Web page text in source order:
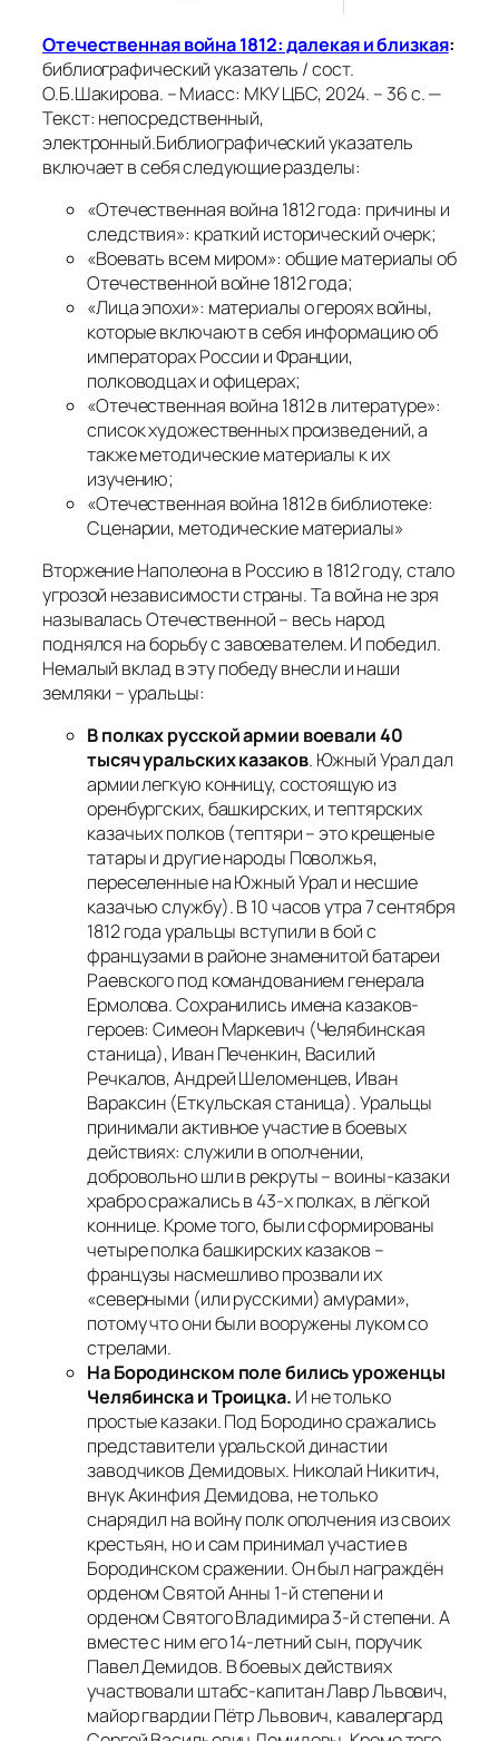
Отечественная война 1812: далекая и близкая:
библиографический указатель / сост.
О.Б.Шакирова. – Миасс: МКУ ЦБС, 2024. – 36 с. —
Текст: непосредственный,
электронный.Библиографический указатель
включает в себя следующие разделы:
«Отечественная война 1812 года: причины и
следствия»: краткий исторический очерк;
«Воевать всем миром»: общие материалы об
Отечественной войне 1812 года;
«Лица эпохи»: материалы о героях войны,
которые включают в себя информацию об
императорах России и Франции,
полководцах и офицерах;
«Отечественная война 1812 в литературе»:
список художественных произведений, а
также методические материалы к их
изучению;
«Отечественная война 1812 в библиотеке:
Сценарии, методические материалы»
Вторжение Наполеона в Россию в 1812 году, стало
угрозой независимости страны. Та война не зря
называлась Отечественной – весь народ
поднялся на борьбу с завоевателем. И победил.
Немалый вклад в эту победу внесли и наши
земляки – уральцы:
В полках русской армии воевали 40
тысяч уральских казаков. Южный Урал дал
армии легкую конницу, состоящую из
оренбургских, башкирских, и тептярских
казачьих полков (тептяри – это крещеные
татары и другие народы Поволжья,
переселенные на Южный Урал и несшие
казачью службу). В 10 часов утра 7 сентября
1812 года уральцы вступили в бой с
французами в районе знаменитой батареи
Раевского под командованием генерала
Ермолова. Сохранились имена казаков-
героев:Симеон Маркевич (Челябинская
станица), Иван Печенкин, Василий
Речкалов, Андрей Шеломенцев, Иван
Вараксин (Еткульская станица). Уральцы
принимали активное участие в боевых
действиях: служили в ополчении,
добровольно шли в рекруты – воины-казаки
храбро сражались в 43-х полках, в лёгкой
коннице. Кроме того, были сформированы
четыре полка башкирских казаков –
французы насмешливо прозвали их
«северными (или русскими) амурами»,
потому что они были вооружены луком со
стрелами.
На Бородинском поле бились уроженцы
Челябинска и Троицка. И не только
простые казаки. Под Бородино сражались
представители уральской династии
заводчиков Демидовых. Николай Никитич,
внук Акинфия Демидова, не только
снарядил на войну полк ополчения из своих
крестьян, но и сам принимал участие в
Бородинском сражении. Он был награждён
орденом Святой Анны 1-й степени и
орденом Святого Владимира 3-й степени. А
вместе с ним его 14-летний сын, поручик
Павел Демидов. В боевых действиях
участвовали штабс-капитан Лавр Львович,
майор гвардии Пётр Львович, кавалергард